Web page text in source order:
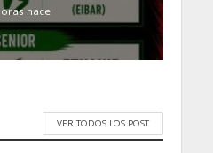
hace
VER TODOS LOS POST